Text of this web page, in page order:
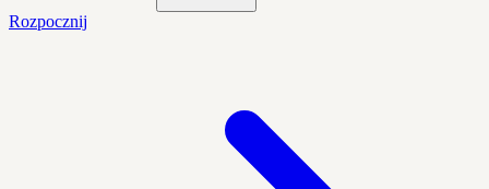
Rozpocznij